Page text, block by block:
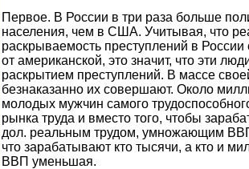
Первое. В России в три раза больше
населения, чем в США. Учитывая, что
раскрываемость преступлений в России
от американской, это значит, что эти
раскрытием преступлений. В массе
безнаказанно их совершают. Около
молодых мужчин самого
рынка труда и вместо того, чтобы
дол. реальным трудом, умножающим
что зарабатывают кто тысячи, а кто и
ВВП уменьшая.